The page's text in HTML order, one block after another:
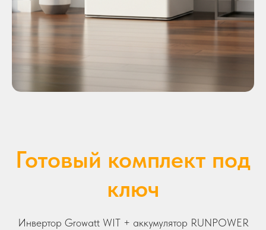
Готовый комплект под
ключ
Инвертор Growatt WIT + аккумулятор RUNPOWER